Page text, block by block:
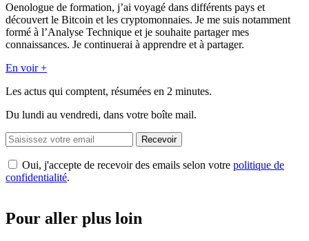
Oenologue de formation, j’ai voyagé dans différents pays et
découvert le Bitcoin et les cryptomonnaies. Je me suis notamment
formé à l’Analyse Technique et je souhaite partager mes
connaissances. Je continuerai à apprendre et à partager.
En voir +
Les actus qui comptent, résumées en 2 minutes.
Du lundi au vendredi, dans votre boîte mail.
Recevoir
Oui, j'accepte de recevoir des emails selon votre politique de
confidentialité.
Pour aller plus loin